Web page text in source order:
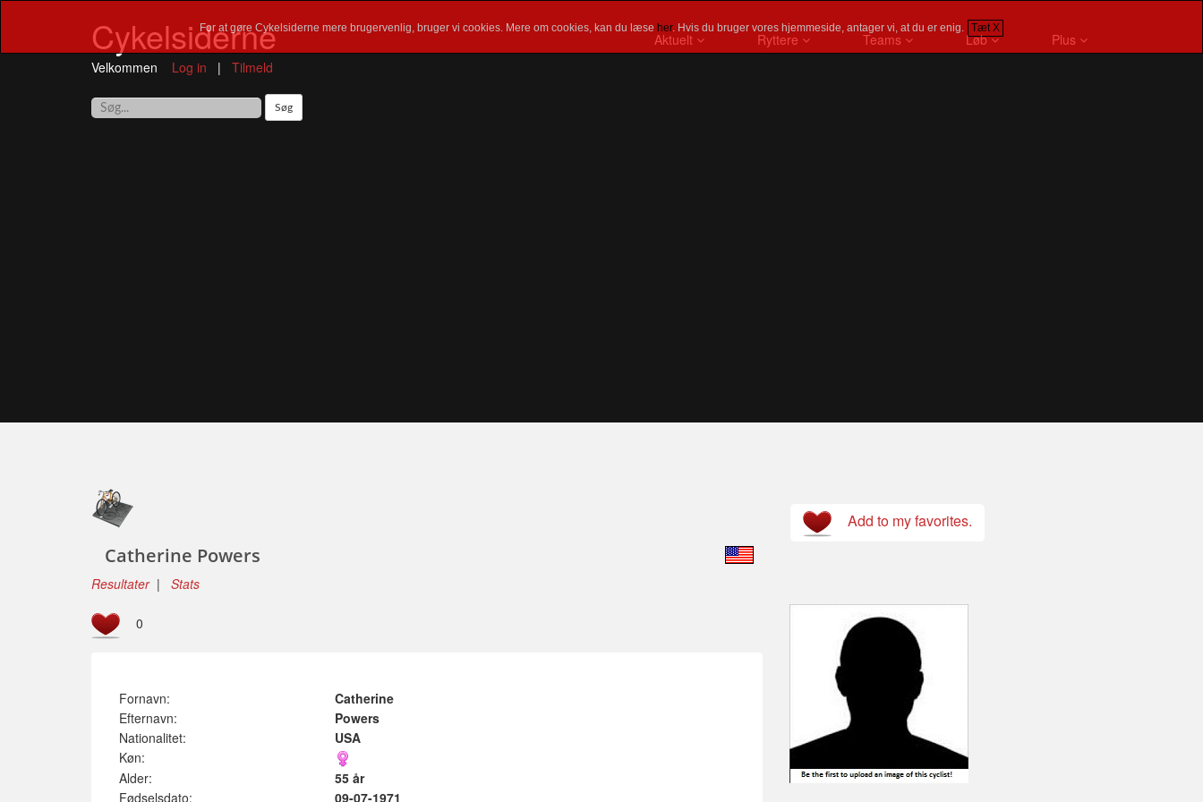
For at gøre Cykelsiderne mere brugervenlig, bruger vi cookies. Mere om cookies, kan du læse her. Hvis du bruger vores hjemmeside, antager vi, at du er enig. Tæt X
Cykelsiderne
Velkommen Log in | Tilmeld
Aktuelt Ryttere Teams Løb Plus
Catherine Powers
Resultater| Stats
0
Fornavn:
Catherine
Efternavn:
Powers
Nationalitet:
USA
Køn:
Alder:
55 år
Fødselsdato:
09-07-1971
Add to my favorites.